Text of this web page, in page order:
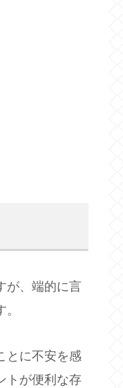
が、端的に言
とに不安を感
トが便利な存